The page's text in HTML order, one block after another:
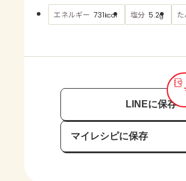
AJINOMOTO PARK とは
エネルギー 731kcal 塩分 5.2g
LINEに保存
マイレシピに保存
保存済み